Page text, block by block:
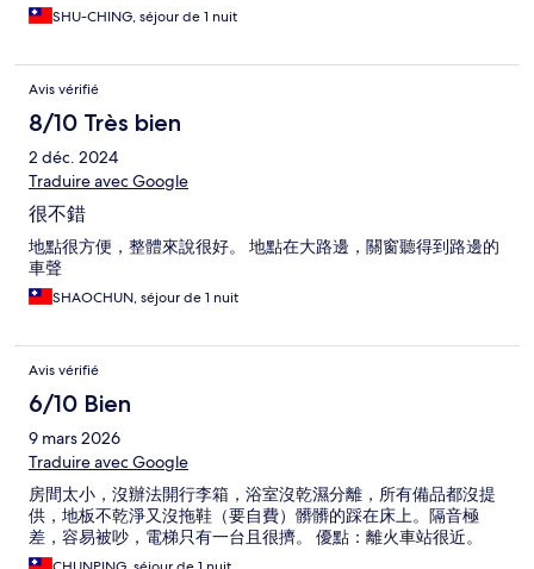
SHU-CHING, séjour de 1 nuit
Avis vérifié
8/10 Très bien
2 déc. 2024
Traduire avec Google
很不錯
地點很方便，整體來說很好。 地點在大路邊，關窗聽得到路邊的
車聲
SHAOCHUN, séjour de 1 nuit
Avis vérifié
6/10 Bien
9 mars 2026
Traduire avec Google
房間太小，沒辦法開行李箱，浴室沒乾濕分離，所有備品都沒提
供，地板不乾淨又沒拖鞋（要自費）髒髒的踩在床上。隔音極
差，容易被吵，電梯只有一台且很擠。 優點：離火車站很近。